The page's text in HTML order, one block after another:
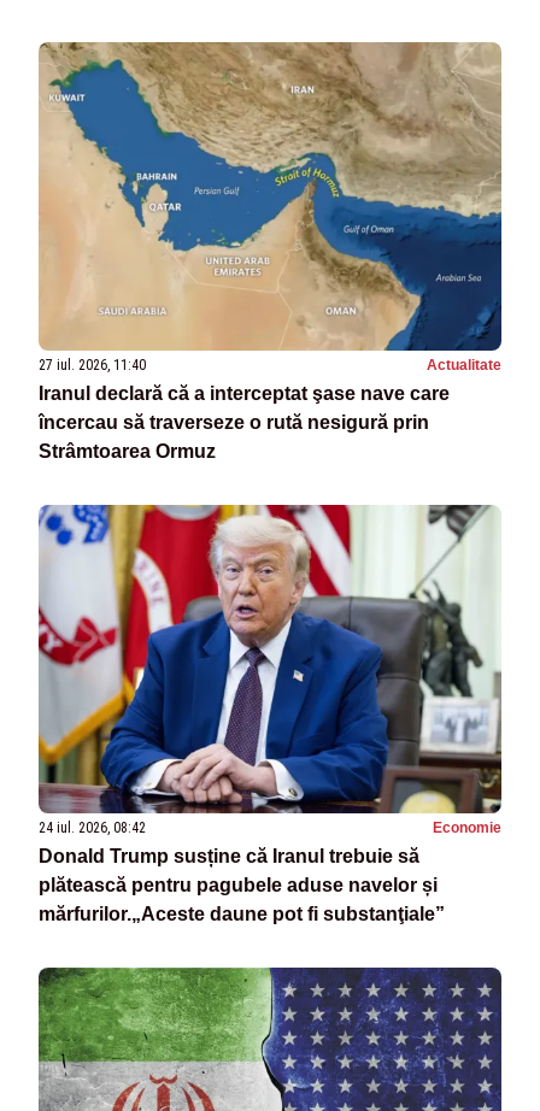
27 iul. 2026, 11:40 Actualitate
Iranul declară că a interceptat şase nave care
încercau să traverseze o rută nesigură prin
Strâmtoarea Ormuz
24 iul. 2026, 08:42 Economie
Donald Trump susține că Iranul trebuie să
plătească pentru pagubele aduse navelor și
mărfurilor.„Aceste daune pot fi substanţiale”